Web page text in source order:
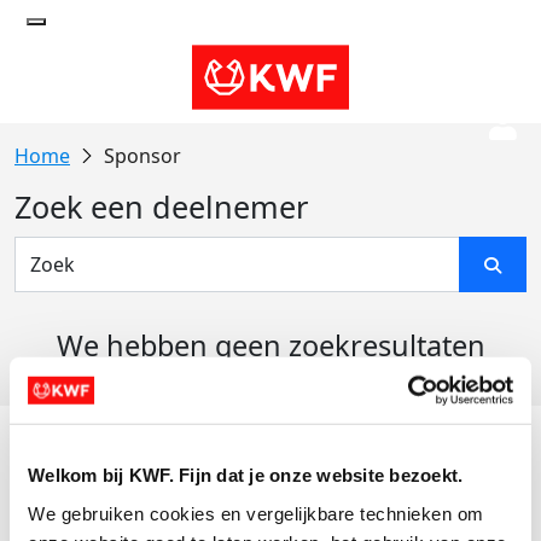
Welkom bij KWF. Fijn dat je onze website bezoekt.
We gebruiken cookies en vergelijkbare technieken om
Sponsor
Zoek een deelnemer
We hebben geen zoekresultaten
Actiematerialen
Evenementen